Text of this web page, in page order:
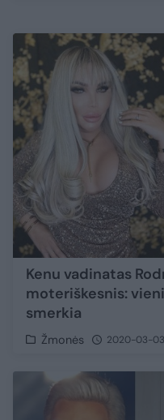
Kenu vadinatas
moteriškesnis:
smerkia
Žmonės 2020-03-03